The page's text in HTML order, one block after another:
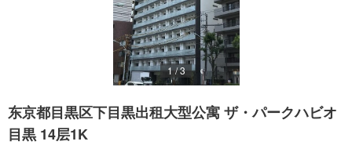
1/3
东京都目黒区下目黒出租大型公寓 ザ・パークハビオ
目黒 14层1K